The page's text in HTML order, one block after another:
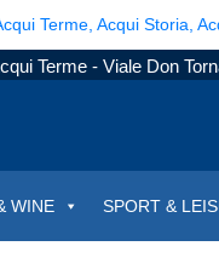
Terme, Acqui Storia,
Terme - Viale Don
WINE SPORT &